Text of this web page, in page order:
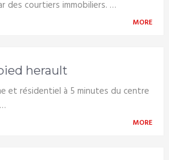
des courtiers immobiliers. …
MORE
herault
et résidentiel à 5 minutes du centre
MORE